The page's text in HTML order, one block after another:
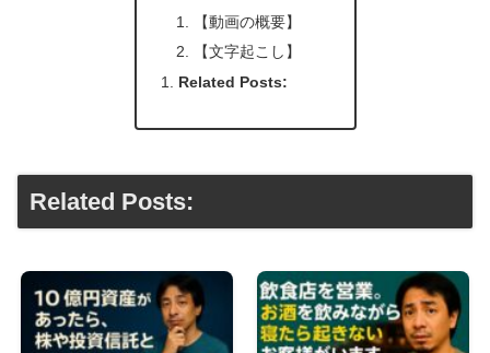
【動画の概要】
【文字起こし】
Related Posts:
Related Posts: